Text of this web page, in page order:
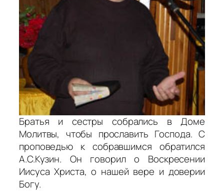
Братья и сестры собрались в Доме
Молитвы, чтобы прославить Господа. С
проповедью к собравшимся обратился
А.С.Кузин. Он говорил о Воскресении
Иисуса Христа, о нашей вере и доверии
Богу.